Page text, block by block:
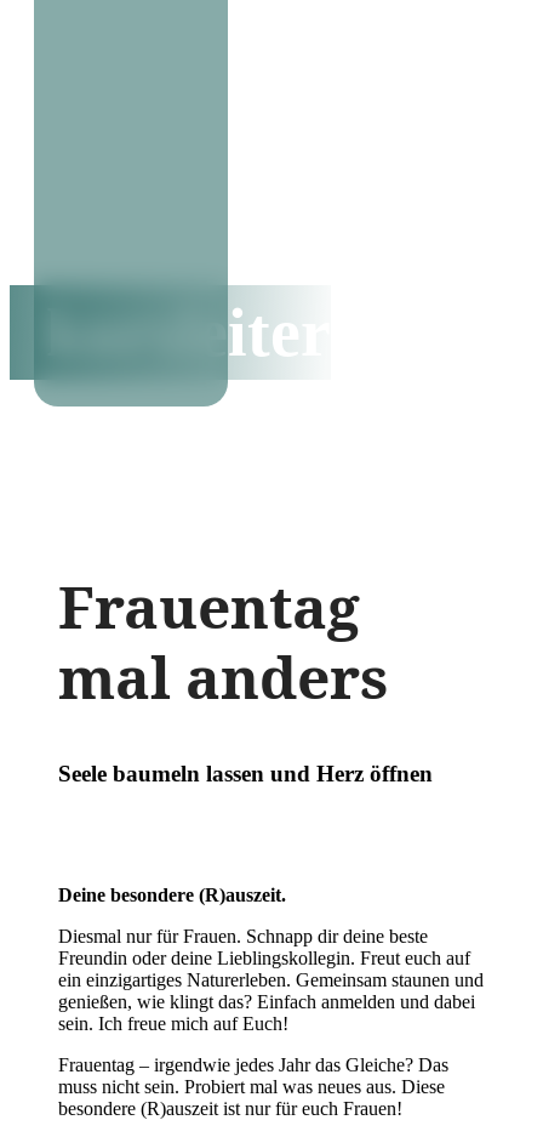
kursleiter
Frauentag
mal anders
Seele baumeln lassen und Herz öffnen
Deine besondere (R)auszeit.
Diesmal nur für Frauen. Schnapp dir deine beste
Freundin oder deine Lieblingskollegin. Freut euch auf
ein einzigartiges Naturerleben. Gemeinsam staunen und
genießen, wie klingt das? Einfach anmelden und dabei
sein. Ich freue mich auf Euch!
Frauentag – irgendwie jedes Jahr das Gleiche? Das
muss nicht sein. Probiert mal was neues aus. Diese
besondere (R)auszeit ist nur für euch Frauen!